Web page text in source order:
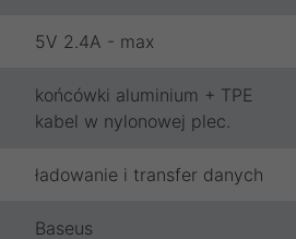
5V 2.4A - max
końcówki aluminium + TPE
kabel w nylonowej plec.
ładowanie i transfer danych
Baseus